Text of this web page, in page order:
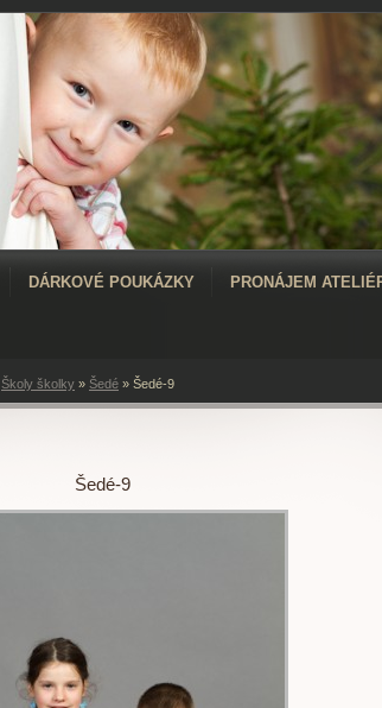
DÁRKOVÉ POUKÁZKY PRONÁJEM
Školy školky » Šedé » Šedé-9
Šedé-9